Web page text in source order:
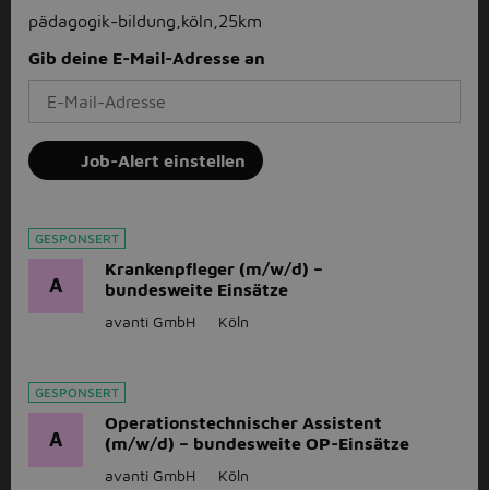
pädagogik-bildung,köln,25km
Gib deine E-Mail-Adresse an
Job-Alert einstellen
GESPONSERT
A
Krankenpfleger (m/w/d) –
bundesweite Einsätze
avanti GmbH Köln
GESPONSERT
A
Operationstechnischer Assistent
(m/w/d) – bundesweite OP-Einsätze
avanti GmbH Köln